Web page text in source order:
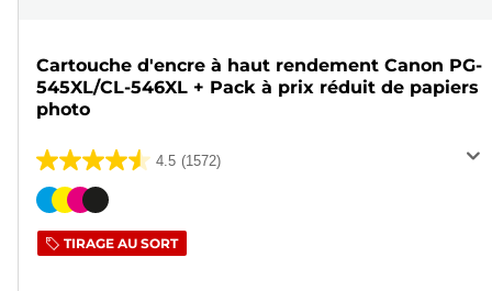
Cartouche d'encre à haut rendement Canon PG-
545XL/CL-546XL + Pack à prix réduit de papiers
photo
4.5 (1572)
4.5
sur
étoiles.
Cartouche
couleur
TIRAGE AU SORT